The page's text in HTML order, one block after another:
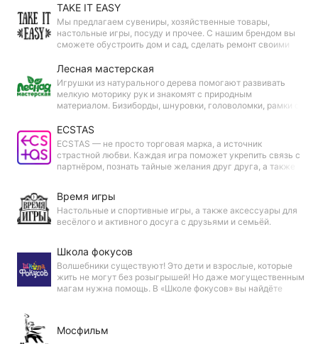
современного мужчины, ценящего заботу о себе.
TAKE IT EASY
Мы предлагаем сувениры, хозяйственные товары,
настольные игры, посуду и прочее. С нашим брендом вы
сможете обустроить дом и сад, сделать ремонт своими
позволят подобрать то, что подойдёт именно вам.
Лесная мастерская
Игрушки из натурального дерева помогают развивать
мелкую моторику рук и знакомят с природным
материалом. Бизиборды, шнуровки, головоломки, рамки с
полезные, интересные, долговечные и безопасные для
детей.
ECSTAS
ECSTAS — не просто торговая марка, а источник
страстной любви. Каждая игра поможет укрепить связь с
партнёром, познать тайные желания друг друга, а также
Время игры
Настольные и спортивные игры, а также аксессуары для
весёлого и активного досуга с друзьями и семьёй.
Школа фокусов
Волшебники существуют! Это дети и взрослые, которые
жить не могут без розыгрышей! Но даже могущественным
магам нужна помощь. В «Школе фокусов» вы найдёте
Мосфильм